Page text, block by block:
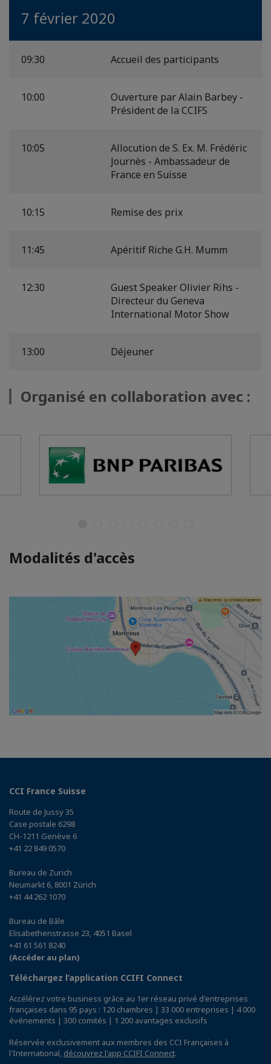
7 février 2020
09:30 Accueil des participants
10:00
Ouverture par Alain Barbey -
Président de la CCIFS
10:05
Allocution de S. Ex. M. Frédéric
Journès - Ambassadeur de
France en Suisse
10:15 Remise des prix
11:45 Apéritif Riche G.H. Mumm
12:30
Guest Speaker Olivier Rihs -
Directeur du Geneva
International Motor Show
13:00 Déjeuner
Organisé en collaboration avec :
Modalités d'accès
CCI France Suisse
Route de Jussy 35
Case postale 6298
CH-1211 Genève 6
+41 22 849 0570
Bureau de Zurich
Neumarkt 6, 8001 Zürich
+41 44 262 1070
Bureau de Bâle
Elisabethenstrasse 23, 4051 Basel
+41 61 561 8240
(Accéder au plan)
Téléchargez l’application CCIFI Connect
Accélérez votre business grâce au 1er réseau privé d'entreprises
françaises dans 95 pays : 120 chambres | 33 000 entreprises | 4 000
événements | 300 comités | 1 200 avantages exclusifs
Réservée exclusivement aux membres des CCI Françaises à
l'International, découvrez l'app CCIFI Connect.